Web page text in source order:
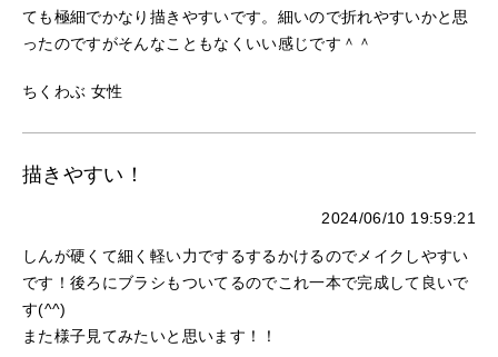
ても極細でかなり描きやすいです。細いので折れやすいかと思
ったのですがそんなこともなくいい感じです＾＾
ちくわぶ 女性
描きやすい！
2024/06/10 19:59:21
しんが硬くて細く軽い力でするするかけるのでメイクしやすい
です！後ろにブラシもついてるのでこれ一本で完成して良いで
す(^^)
また様子見てみたいと思います！！